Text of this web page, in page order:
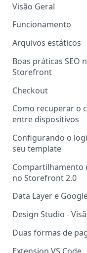
Visão Geral
Funcionamento
Arquivos estáticos
Boas práticas SEO
Storefront
Boas Práticas para
Imagens no
Implementação de
Estruturados de
Heading Tag <h1>
Outros Heading
Tag <title>
Tag Canonical no
Wake
Checkout
Checkout
Novos Tipos de
Componentes
Como recuperar o
entre dispositivos
Configurando o
seu template
Compartilhamento
no Storefront 2.0
Data Layer e
Implementando o
Design Studio -
Design Studio
Layout exclusivo
Duas formas de